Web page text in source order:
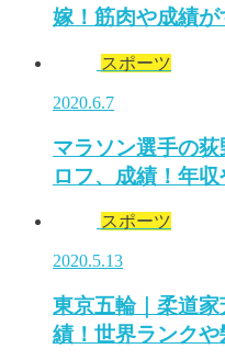
嫁！筋肉や成績が
スポーツ
2020.6.7
マラソン選手の
ロフ、成績！年
スポーツ
2020.5.13
東京五輪｜柔道
績！世界ランク